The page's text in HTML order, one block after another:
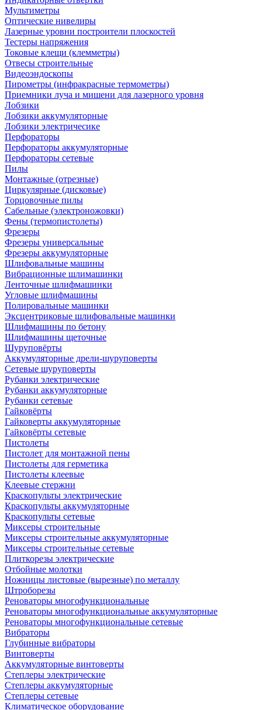
Мультиметры
Оптические нивелиры
Лазерные уровни построители плоскостей
Тестеры напряжения
Токовые клещи (клемметры)
Отвесы строительные
Видеоэндоскопы
Пирометры (инфракрасные термометры)
Приемники луча и мишени для лазерного уровня
Лобзики
Лобзики аккумуляторные
Лобзики электричесике
Перфораторы
Перфораторы аккумуляторные
Перфораторы сетевые
Пилы
Монтажные (отрезные)
Циркулярные (дисковые)
Торцовочные пилы
Сабельные (электроножовки)
Фены (термопистолеты)
Фрезеры
Фрезеры универсальные
Фрезеры аккумуляторные
Шлифовальные машины
Вибрационные шлимашинки
Ленточные шлифмашинки
Угловые шлифмашины
Полировальные машинки
Эксцентриковые шлифовальные машинки
Шлифмашины по бетону
Шлифмашины щеточные
Шуруповёрты
Аккумуляторные дрели-шуруповерты
Сетевые шуруповерты
Рубанки электрические
Рубанки аккумуляторные
Рубанки сетевые
Гайковёрты
Гайковерты аккумуляторные
Гайковёрты сетевые
Пистолеты
Пистолет для монтажной пены
Пистолеты для герметика
Пистолеты клеевые
Клеевые стержни
Краскопульты электрические
Краскопульты аккумуляторные
Краскопульты сетевые
Миксеры строительные
Миксеры строительные аккумуляторные
Миксеры строительные сетевые
Плиткорезы электрические
Отбойные молотки
Ножницы листовые (вырезные) по металлу
Штроборезы
Реноваторы многофункциональные
Реноваторы многофункциональные аккумуляторные
Реноваторы многофункциональные сетевые
Вибраторы
Глубинные вибраторы
Винтоверты
Аккумуляторные винтоверты
Степлеры электрические
Степлеры аккумуляторные
Степлеры сетевые
Климатическое оборудование